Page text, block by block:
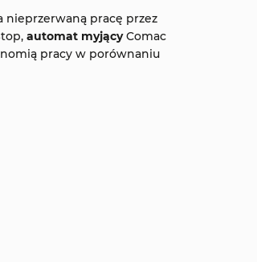
nieprzerwaną pracę przez
automat myjącyComac
pracy w porównaniu